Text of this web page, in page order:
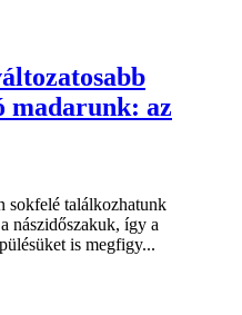
madarunk: az
sokfelé találkozhatunk
nászidőszakuk, így a
is megfigy...